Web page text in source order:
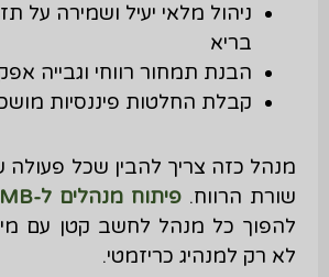
ניהול מלאי יעיל ושמירה על
בריא
הבנת תמחור רווחי וגבייה
קבלת החלטות פיננסיות
מנהל כזה צריך להבין שכל
שורת הרווח. פיתוח מנהלים ל-SMB בישראל
להפוך כל מנהל לחשב קטן עם
לא רק למנהיג כריזמטי.